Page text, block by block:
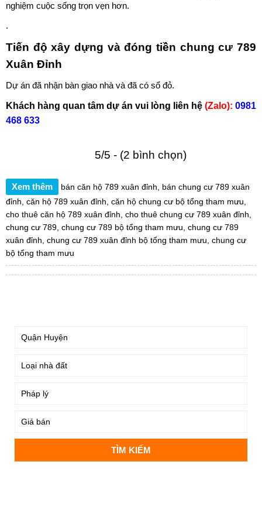
nghiệm cuộc sống trọn vẹn hơn.
.
Tiến độ xây dựng và đóng tiền chung cư 789
Xuân Đỉnh
Dự án đã nhận bàn giao nhà và đã có sổ đỏ.
Khách hàng quan tâm dự án vui lòng liên hệ (Zalo): 0981
468 633
5/5 - (2 bình chọn)
Xem thêm bán căn hộ 789 xuân đỉnh, bán chung cư 789 xuân
đỉnh, căn hộ 789 xuân đỉnh, căn hộ chung cư bộ tổng tham mưu,
cho thuê căn hộ 789 xuân đỉnh, cho thuê chung cư 789 xuân đỉnh,
chung cư 789, chung cư 789 bộ tổng tham mưu, chung cư 789
xuân đỉnh, chung cư 789 xuân đỉnh bộ tổng tham mưu, chung cư
bộ tổng tham mưu